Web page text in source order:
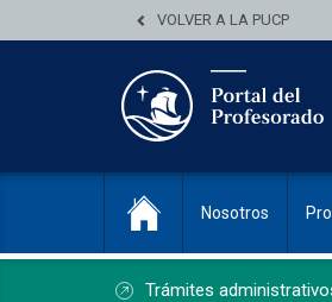
VOLVER A LA PUCP
Nosotros
Trámites